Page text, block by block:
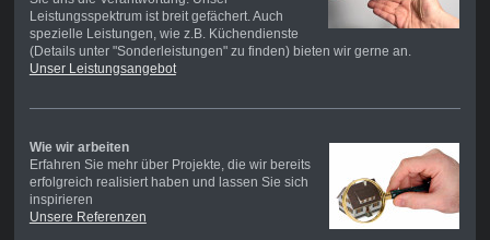
Leistungsspektrum ist breit gefächert. Auch
spezielle Leistungen, wie z.B. Küchendienste
(Details unter "Sonderleistungen" zu finden) bieten wir gerne an.
Unser Leistungsangebot
Wie wir arbeiten
Erfahren Sie mehr über Projekte, die wir bereits
erfolgreich realisiert haben und lassen Sie sich
inspirieren
Unsere Referenzen